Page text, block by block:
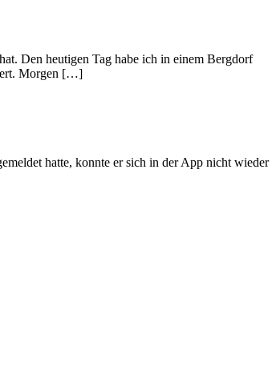
Den heutigen Tag habe ich in einem Bergdorf
Morgen […]
hatte, konnte er sich in der App nicht wieder